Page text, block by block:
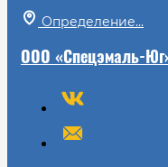
Определение...
ООО «Спецэмаль-